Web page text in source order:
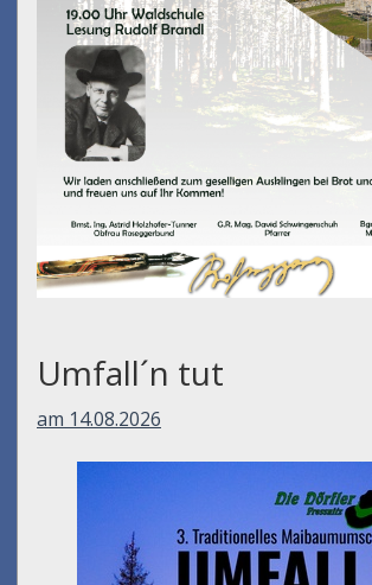
Umfall´n tut
am 14.08.2026